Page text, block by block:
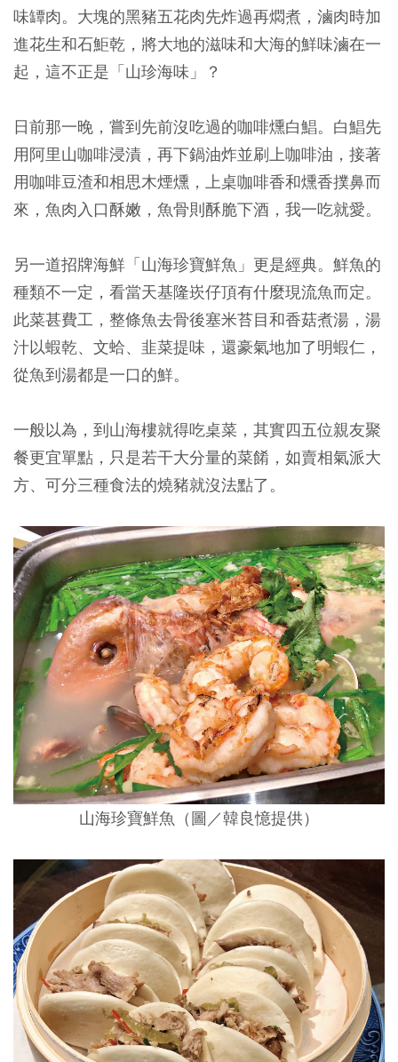
味罈肉。大塊的黑豬五花肉先炸過再燜煮，滷肉時加
進花生和石鮔乾，將大地的滋味和大海的鮮味滷在一
起，這不正是「山珍海味」？
日前那一晚，嘗到先前沒吃過的咖啡燻白鯧。白鯧先
用阿里山咖啡浸漬，再下鍋油炸並刷上咖啡油，接著
用咖啡豆渣和相思木煙燻，上桌咖啡香和燻香撲鼻而
來，魚肉入口酥嫩，魚骨則酥脆下酒，我一吃就愛。
另一道招牌海鮮「山海珍寶鮮魚」更是經典。鮮魚的
種類不一定，看當天基隆崁仔頂有什麼現流魚而定。
此菜甚費工，整條魚去骨後塞米苔目和香菇煮湯，湯
汁以蝦乾、文蛤、韭菜提味，還豪氣地加了明蝦仁，
從魚到湯都是一口的鮮。
一般以為，到山海樓就得吃桌菜，其實四五位親友聚
餐更宜單點，只是若干大分量的菜餚，如賣相氣派大
方、可分三種食法的燒豬就沒法點了。
山海珍寶鮮魚（圖／韓良憶提供）